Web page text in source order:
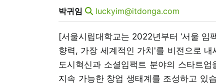
박귀임 luckyim@itdonga.com
[서울시립대학교는 2022년부터 ‘서울
향력, 가장 세계적인 가치'를 비전으로
도시혁신과 소셜임팩트 분야의 스타트
지속 가능한 창업 생태계를 조성하고 있